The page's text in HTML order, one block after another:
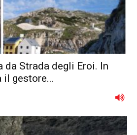
da Strada degli Eroi. In
il gestore...